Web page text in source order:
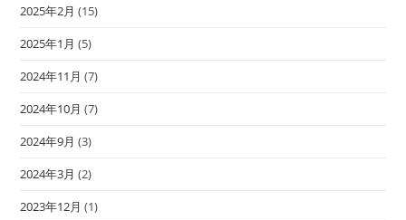
2025年2月 (15)
2025年1月 (5)
2024年11月 (7)
2024年10月 (7)
2024年9月 (3)
2024年3月 (2)
2023年12月 (1)